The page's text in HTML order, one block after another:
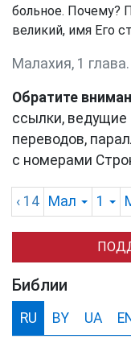
больное. Почему?
великий, имя Его
Малахия, 1
Обратите
ссылки, ведущие
переводов,
с номерами
‹ 14 Мал 1
Библии
RU BY UA EN